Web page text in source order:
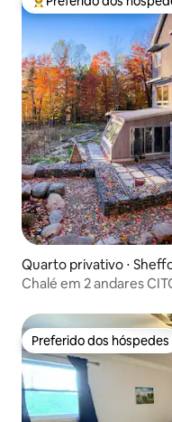
Entre os melhores
Quarto privativo ⋅
Chalé em 2 andares
Preferido dos hóspedes
Preferido dos hóspedes